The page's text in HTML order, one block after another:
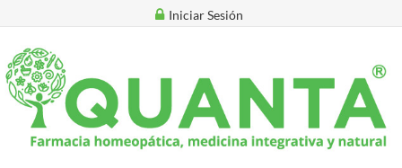
Iniciar Sesión